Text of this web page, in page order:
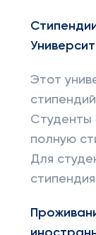
Этот
Студенты
полную
Для